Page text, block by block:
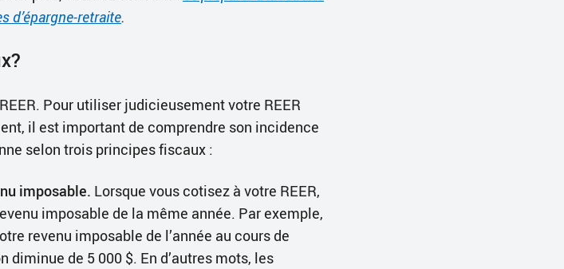
d’épargne-retraite.
Pour utiliser judicieusement votre REER
il est important de comprendre son incidence
selon trois principes fiscaux :
imposable. Lorsque vous cotisez à votre REER,
imposable de la même année. Par exemple,
revenu imposable de l’année au cours de
de 5 000 $. En d’autres mots, les